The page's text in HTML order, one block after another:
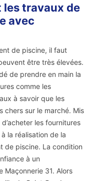
les travaux de
avec
de piscine, il faut
être très élevées.
de prendre en main la
comme les
à savoir que les
chers sur le marché. Mis
les fournitures
la réalisation de la
de piscine. La condition
à un
Maçonnerie 31. Alors